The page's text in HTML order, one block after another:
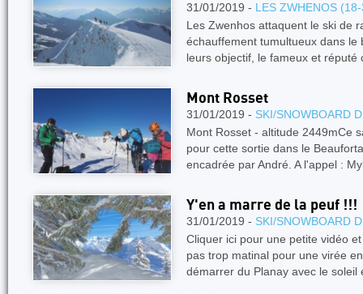
31/01/2019 - LES ZWHENOS
Les Zwenhos attaquent le ski de
échauffement tumultueux dans
leurs objectif, le fameux et réputé
Mont Rosset
31/01/2019 - SKI/SNOWBOARD
Mont Rosset - altitude 2449mCe
pour cette sortie dans le
encadrée par André. A l'appel :
Y'en a marre de la peuf !!!
31/01/2019 - SKI/SNOWBOARD
Cliquer ici pour une petite vidéo
pas trop matinal pour une virée
démarrer du Planay avec le soleil